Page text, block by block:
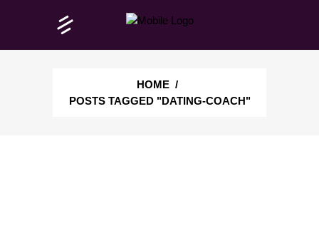
HOME /
POSTS TAGGED "DATING-COACH"